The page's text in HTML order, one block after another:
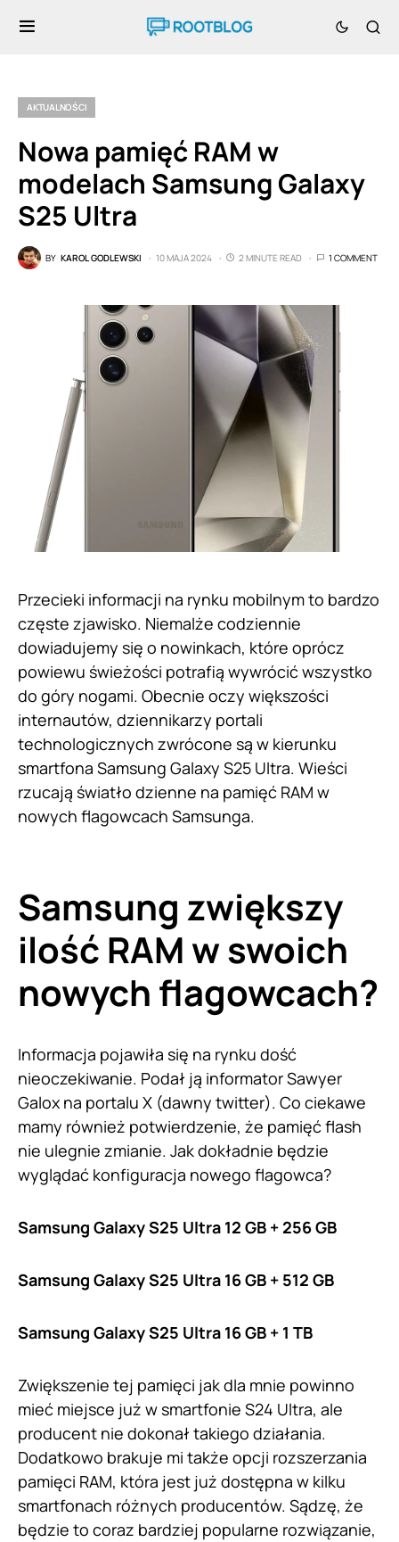
AKTUALNOŚCI
Nowa pamięć RAM w
modelach Samsung Galaxy
S25 Ultra
BY KAROL GODLEWSKI 10 MAJA 2024 2 MINUTE READ 1 COMMENT
Przecieki informacji na rynku mobilnym to bardzo
częste zjawisko. Niemalże codziennie
dowiadujemy się o nowinkach, które oprócz
powiewu świeżości potrafią wywrócić wszystko
do góry nogami. Obecnie oczy większości
internautów, dziennikarzy portali
technologicznych zwrócone są w kierunku
smartfona Samsung Galaxy S25 Ultra. Wieści
rzucają światło dzienne na pamięć RAM w
nowych flagowcach Samsunga.
Samsung zwiększy
ilość RAM w swoich
nowych flagowcach?
Informacja pojawiła się na rynku dość
nieoczekiwanie. Podał ją informator Sawyer
Galox na portalu X (dawny twitter). Co ciekawe
mamy również potwierdzenie, że pamięć flash
nie ulegnie zmianie. Jak dokładnie będzie
wyglądać konfiguracja nowego flagowca?
Samsung Galaxy S25 Ultra 12 GB + 256 GB
Samsung Galaxy S25 Ultra 16 GB + 512 GB
Samsung Galaxy S25 Ultra 16 GB + 1 TB
Zwiększenie tej pamięci jak dla mnie powinno
mieć miejsce już w smartfonie S24 Ultra, ale
producent nie dokonał takiego działania.
Dodatkowo brakuje mi także opcji rozszerzania
pamięci RAM, która jest już dostępna w kilku
smartfonach różnych producentów. Sądzę, że
będzie to coraz bardziej popularne rozwiązanie,